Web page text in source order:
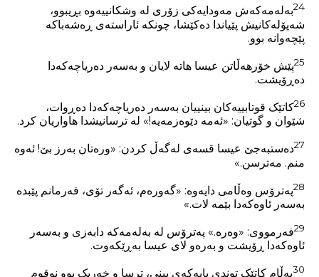
24بەلەمەکەش مەودایەکی زۆری لە وشکانییەوە بڕیبوو،
شەپۆلەکانیش پێیاندا دەکێشا، چونکە ئاراستەی ڕەشەباکە
پێچەوانە بوو.
25پێش خۆرهەڵاتن عیسا هاتە لایان و بەسەر دەریاچەکەدا
دەڕۆیشت.
26کاتێک قوتابییەکان بینییان بەسەر دەریاچەکەدا دەڕوات،
شێوان و گوتیان: «ئەمە دێوەزمەیە!» لە ترسانیشدا هاواریان کرد.
27دەستبەجێ عیسا قسەی لەگەڵ کردن: «ورەتان بەرز بێ! ئەوە
منم. مەترسن.»
28پەترۆس وەڵامی دایەوە: «گەورەم، ئەگەر تۆی، فەرمانم پێبدە
بەسەر ئاوەکەدا بێمە لات.»
29فەرمووی: «وەرە.» پەترۆس لە بەلەمەکە دابەزی و بەسەر
ئاوەکەدا ڕۆیشت و بەرەو لای عیسا بەڕێکەوت.
30بەڵام کاتێک توندی بایەکەی بینی، ترسا و خەریک بوو نوقوم